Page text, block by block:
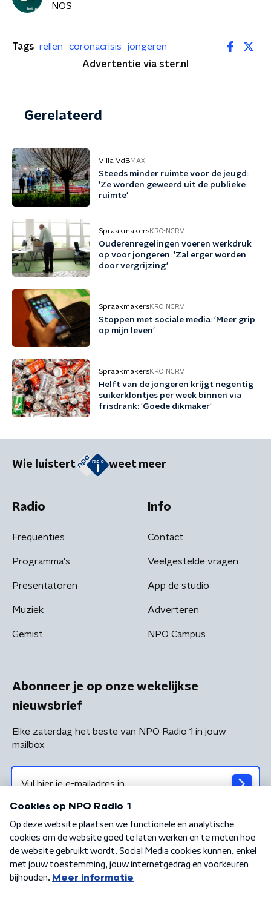
NOS
Tags rellen coronacrisis
jongeren
Advertentie via ster.nl
Gerelateerd
Villa VdBMAX
Steeds minder ruimte voor de jeugd:
'Ze worden geweerd uit de publieke
ruimte'
SpraakmakersKRO-NCRV
Ouderenregelingen voeren werkdruk
op voor jongeren: 'Zal erger worden
door vergrijzing'
SpraakmakersKRO-NCRV
Stoppen met sociale media: 'Meer grip
op mijn leven'
SpraakmakersKRO-NCRV
Helft van de jongeren krijgt negentig
suikerklontjes per week binnen via
frisdrank: 'Goede dikmaker'
Wie luistert weet meer
Radio
Frequenties
Programma's
Presentatoren
Muziek
Gemist
Info
Contact
Veelgestelde vragen
App de studio
Adverteren
NPO Campus
Abonneer je op onze wekelijkse
nieuwsbrief
Elke zaterdag het beste van NPO Radio 1 in jouw
mailbox
Algemene voorwaarden